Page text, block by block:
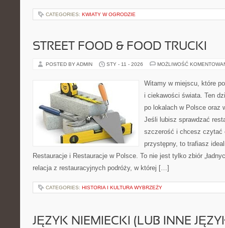
CATEGORIES: KWIATY W OGRODZIE
STREET FOOD & FOOD TRUCKI
POSTED BY ADMIN STY - 11 - 2026 MOŻLIWOŚĆ
Witamy w miejscu, które
i ciekawości świata. Ten
po lokalach w Polsce oraz
Jeśli lubisz sprawdzać
szczerość i chcesz czytać
przystępny, to trafiasz
Restauracje i Restauracje w Polsce. To nie jest tylko zbiór
relacja z restauracyjnych podróży, w której […]
CATEGORIES: HISTORIA I KULTURA WYBRZEŻY
JĘZYK NIEMIECKI (LUB INNE